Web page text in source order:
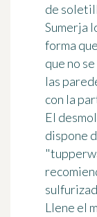
de
Sumerja
forma
que no
las
con la
El
dispone
Llene el